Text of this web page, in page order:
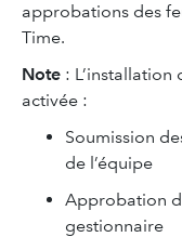
approbations des
Time.
Note :
activée :
Soumission
de l’équipe
Approbation
gestionnaire